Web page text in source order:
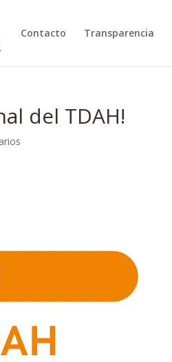
Contacto Transparencia
del TDAH!